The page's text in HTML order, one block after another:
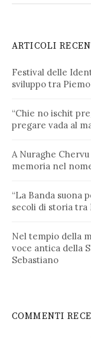
ARTICOLI
Festival delle
sviluppo tra
“Chie no ischit
pregare vada al
A Nuraghe
memoria nel
“La Banda suona
secoli di storia tra
Nel tempio della
voce antica della
Sebastiano
COMMENTI